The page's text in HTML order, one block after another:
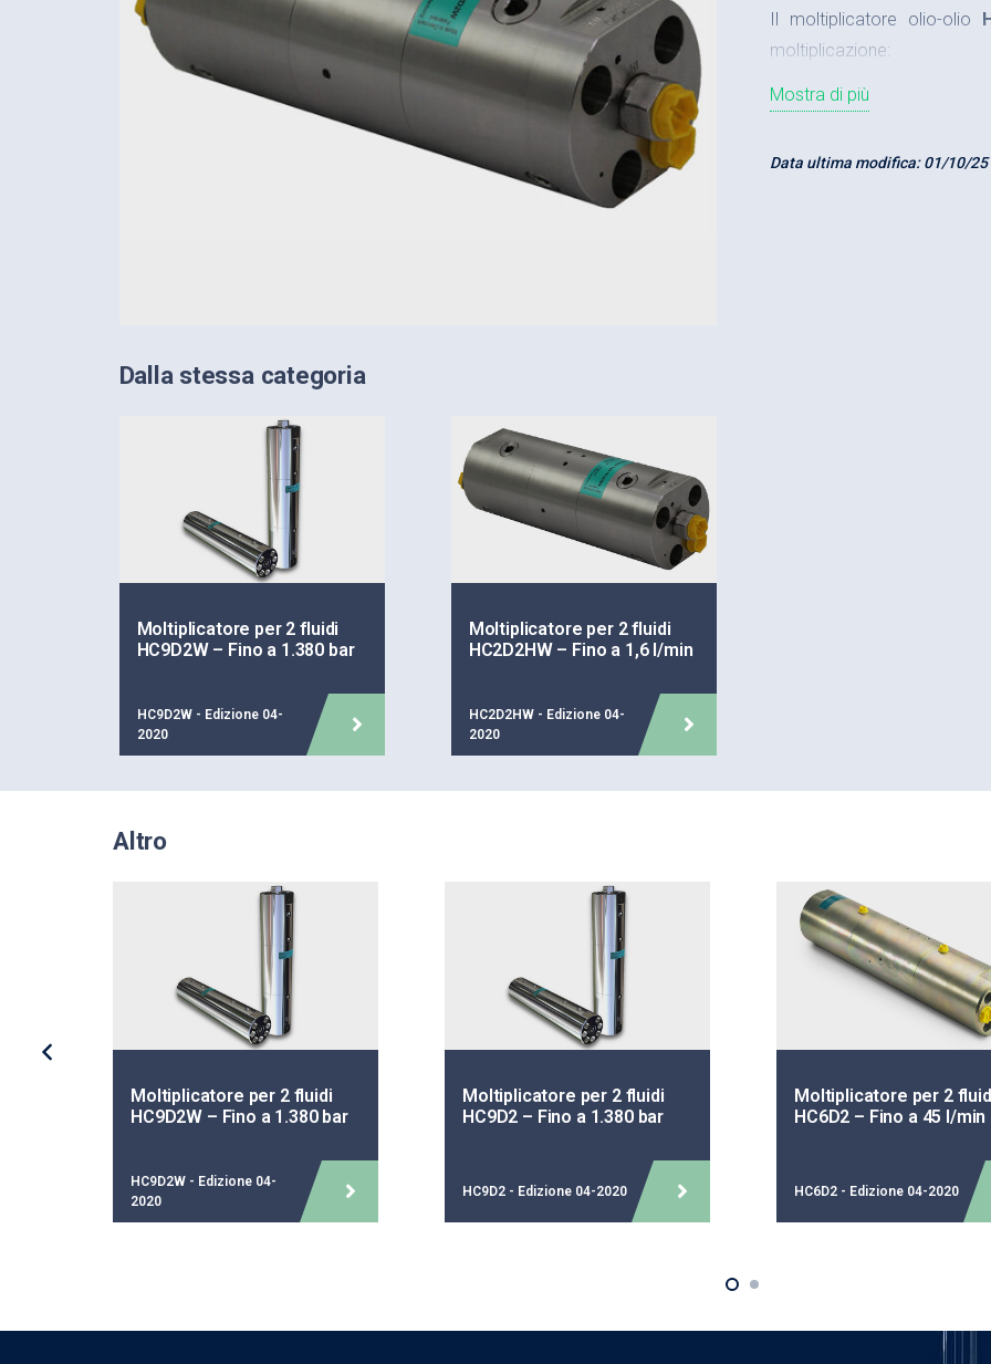
Dalla stessa categoria
Moltiplicatore per 2 fluidi
HC9D2W – Fino a 1.380 bar
HC9D2W - Edizione 04-
2020
Moltiplicatore per 2 fluidi
HC2D2HW – Fino a 1,6 l/min
HC2D2HW - Edizione 04-
2020
Il moltiplicatore olio-olio
moltiplicazione:
Pressione massima in
Mostra di più
Data ultima modifica:01/10/25
Altro
Moltiplicatore per 2 fluidi
HC9D2W – Fino a 1.380 bar
HC9D2W - Edizione 04-
2020
Moltiplicatore per 2 fluidi
HC9D2 – Fino a 1.380 bar
HC9D2 - Edizione 04-2020
Moltiplicatore per 2
HC6D2 – Fino a 45 l/min
HC6D2 - Edizione 04-2020